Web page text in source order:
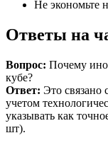
Не экономьте
Ответы на
Вопрос: Почему
кубе?
Ответ: Это связано
учетом
указывать как
шт).